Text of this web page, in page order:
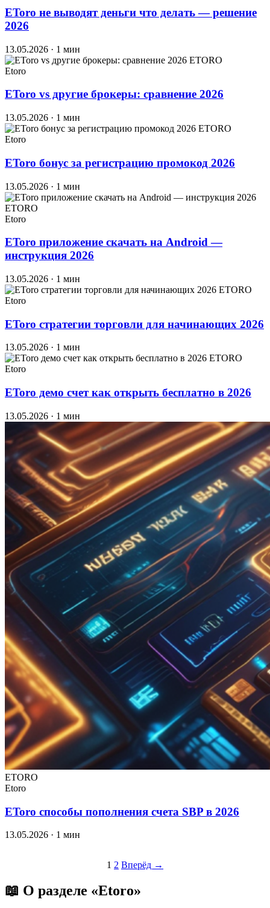
EToro не выводят деньги что делать — решение
2026
13.05.2026 · 1 мин
ETORO
Etoro
EToro vs другие брокеры: сравнение 2026
13.05.2026 · 1 мин
ETORO
Etoro
EToro бонус за регистрацию промокод 2026
13.05.2026 · 1 мин
ETORO
Etoro
EToro приложение скачать на Android —
инструкция 2026
13.05.2026 · 1 мин
ETORO
Etoro
EToro стратегии торговли для начинающих 2026
13.05.2026 · 1 мин
ETORO
Etoro
EToro демо счет как открыть бесплатно в 2026
13.05.2026 · 1 мин
ETORO
Etoro
EToro способы пополнения счета SBP в 2026
13.05.2026 · 1 мин
Пагинация
записей
1 2 Вперёд →
📖 О разделе «Etoro»